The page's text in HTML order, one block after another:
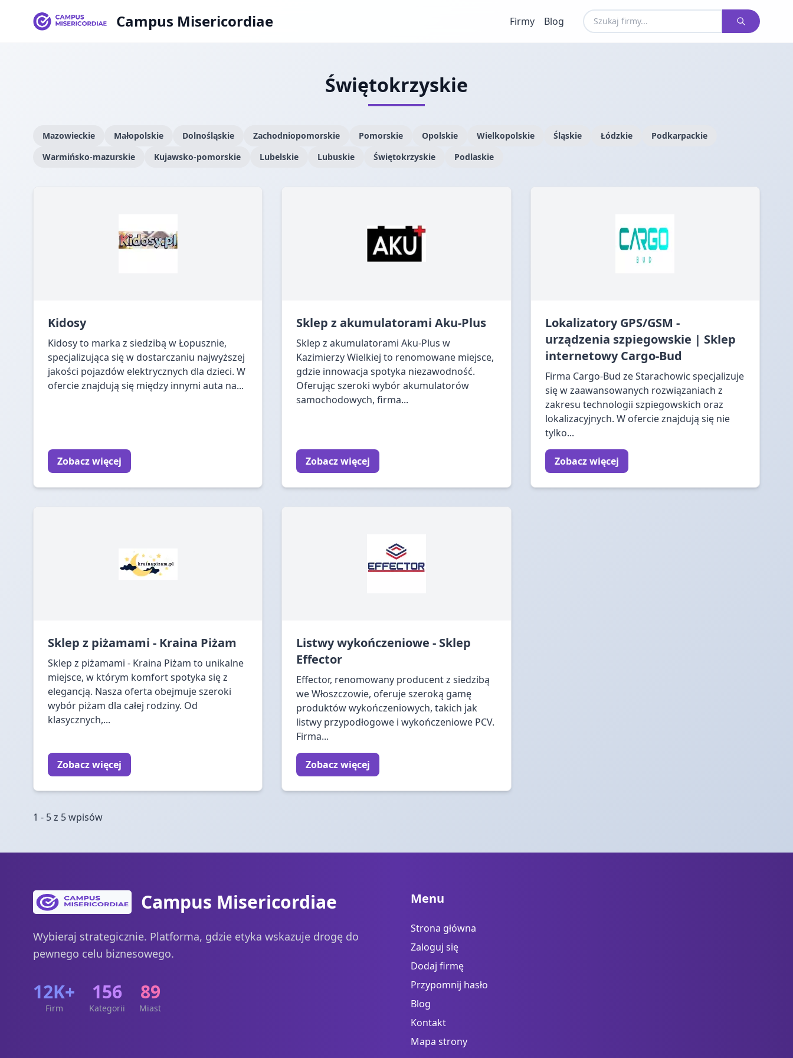
Campus Misericordiae Firmy Blog
Świętokrzyskie
Mazowieckie Małopolskie Dolnośląskie Zachodniopomorskie Pomorskie Opolskie Wielkopolskie Śląskie Łódzkie
Podkarpackie
Warmińsko-mazurskie
Kujawsko-pomorskie Lubelskie Lubuskie Świętokrzyskie Podlaskie
Kidosy
Kidosy to marka z siedzibą w Łopusznie,
specjalizująca się w dostarczaniu najwyższej
jakości pojazdów elektrycznych dla dzieci. W
ofercie znajdują się między innymi auta na...
Zobacz więcej
Sklep z akumulatorami Aku-Plus
Sklep z akumulatorami Aku-Plus w
Kazimierzy Wielkiej to renomowane miejsce,
gdzie innowacja spotyka niezawodność.
Oferując szeroki wybór akumulatorów
samochodowych, firma...
Zobacz więcej
Lokalizatory GPS/GSM -
urządzenia szpiegowskie | Sklep
internetowy Cargo-Bud
Firma Cargo-Bud ze Starachowic specjalizuje
się w zaawansowanych rozwiązaniach z
zakresu technologii szpiegowskich oraz
lokalizacyjnych. W ofercie znajdują się nie
tylko...
Zobacz więcej
Sklep z piżamami - Kraina Piżam
Sklep z piżamami - Kraina Piżam to unikalne
miejsce, w którym komfort spotyka się z
elegancją. Nasza oferta obejmuje szeroki
wybór piżam dla całej rodziny. Od
klasycznych,...
Zobacz więcej
Listwy wykończeniowe - Sklep
Effector
Effector, renomowany producent z siedzibą
we Włoszczowie, oferuje szeroką gamę
produktów wykończeniowych, takich jak
listwy przypodłogowe i wykończeniowe PCV.
Firma...
Zobacz więcej
1 - 5 z 5 wpisów
Campus Misericordiae
Wybieraj strategicznie. Platforma, gdzie etyka wskazuje drogę do
pewnego celu biznesowego.
12K+
Firm
156
Kategorii
89
Miast
Menu
Strona główna
Zaloguj się
Dodaj firmę
Przypomnij hasło
Blog
Kontakt
Mapa strony